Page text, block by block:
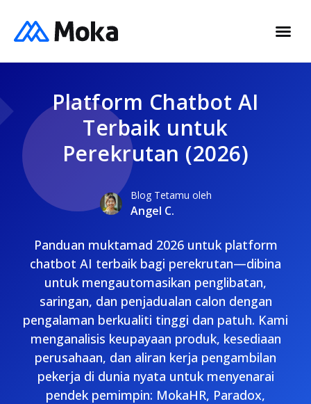
Platform Chatbot AI
Terbaik untuk
Perekrutan (2026)
Blog Tetamu oleh
Angel C.
Panduan muktamad 2026 untuk platform
chatbot AI terbaik bagi perekrutan—dibina
untuk mengautomasikan penglibatan,
saringan, dan penjadualan calon dengan
pengalaman berkualiti tinggi dan patuh. Kami
menganalisis keupayaan produk, kesediaan
perusahaan, dan aliran kerja pengambilan
pekerja di dunia nyata untuk menyenarai
pendek pemimpin: MokaHR, Paradox,